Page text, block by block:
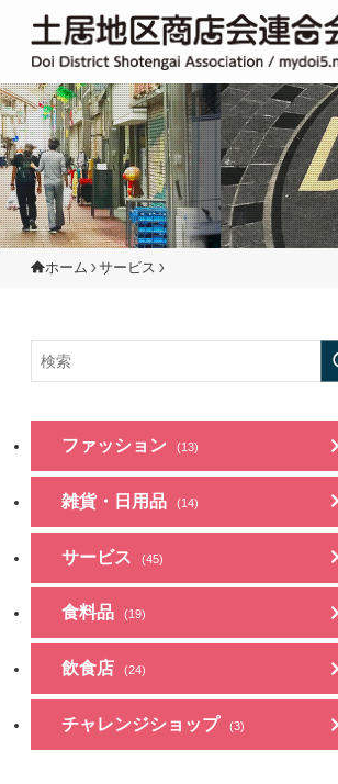
ホーム サービス
ファッション (13)
雑貨・日用品 (14)
サービス (45)
食料品 (19)
飲食店 (24)
チャレンジショップ (3)